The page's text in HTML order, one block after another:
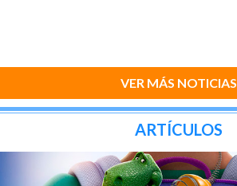
VER MÁS NOTICIAS
ARTÍCULOS